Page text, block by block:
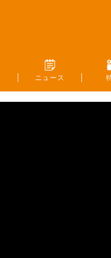
ニュース